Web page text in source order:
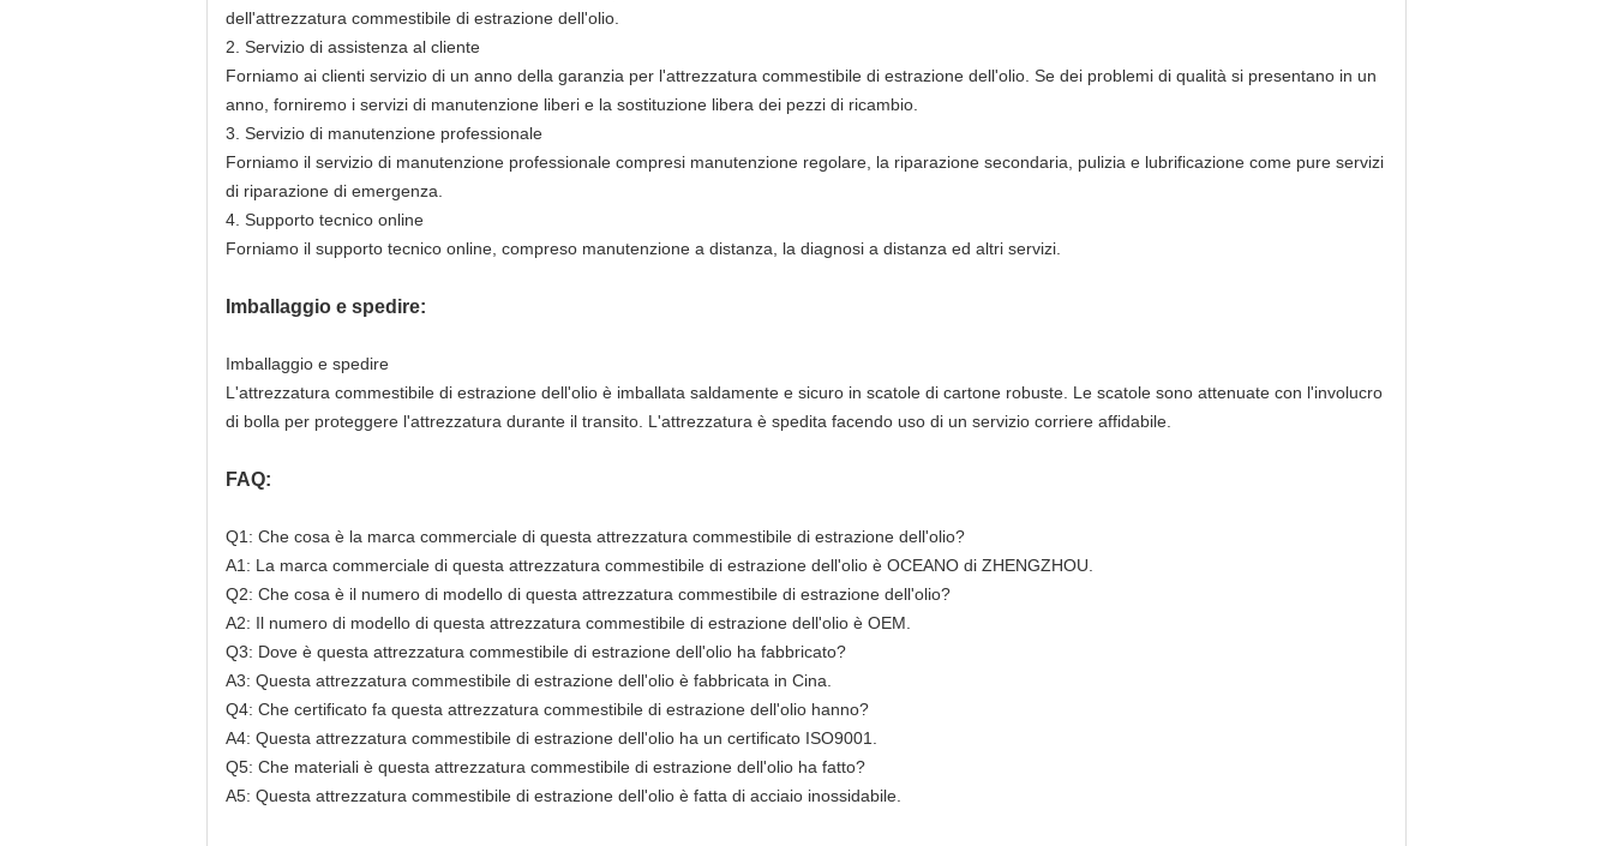
dell'attrezzatura commestibile di estrazione dell'olio.
2. Servizio di assistenza al cliente
Forniamo ai clienti servizio di un anno della garanzia per l'attrezzatura commestibile di estrazione dell'olio. Se dei problemi di qualità si presentano in un
anno, forniremo i servizi di manutenzione liberi e la sostituzione libera dei pezzi di ricambio.
3. Servizio di manutenzione professionale
Forniamo il servizio di manutenzione professionale compresi manutenzione regolare, la riparazione secondaria, pulizia e lubrificazione come pure servizi
di riparazione di emergenza.
4. Supporto tecnico online
Forniamo il supporto tecnico online, compreso manutenzione a distanza, la diagnosi a distanza ed altri servizi.
Imballaggio e spedire:
Imballaggio e spedire
L'attrezzatura commestibile di estrazione dell'olio è imballata saldamente e sicuro in scatole di cartone robuste. Le scatole sono attenuate con l'involucro
di bolla per proteggere l'attrezzatura durante il transito. L'attrezzatura è spedita facendo uso di un servizio corriere affidabile.
FAQ:
Q1: Che cosa è la marca commerciale di questa attrezzatura commestibile di estrazione dell'olio?
A1: La marca commerciale di questa attrezzatura commestibile di estrazione dell'olio è OCEANO di ZHENGZHOU.
Q2: Che cosa è il numero di modello di questa attrezzatura commestibile di estrazione dell'olio?
A2: Il numero di modello di questa attrezzatura commestibile di estrazione dell'olio è OEM.
Q3: Dove è questa attrezzatura commestibile di estrazione dell'olio ha fabbricato?
A3: Questa attrezzatura commestibile di estrazione dell'olio è fabbricata in Cina.
Q4: Che certificato fa questa attrezzatura commestibile di estrazione dell'olio hanno?
A4: Questa attrezzatura commestibile di estrazione dell'olio ha un certificato ISO9001.
Q5: Che materiali è questa attrezzatura commestibile di estrazione dell'olio ha fatto?
A5: Questa attrezzatura commestibile di estrazione dell'olio è fatta di acciaio inossidabile.